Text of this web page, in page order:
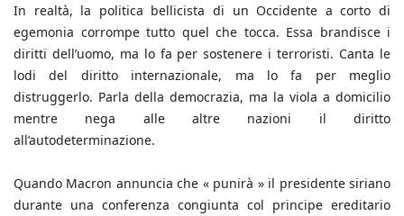
In realtà, la politica bellicista di un Occidente a corto di
egemonia corrompe tutto quel che tocca. Essa brandisce i
diritti dell’uomo, ma lo fa per sostenere i terroristi. Canta le
lodi del diritto internazionale, ma lo fa per meglio
distruggerlo. Parla della democrazia, ma la viola a domicilio
mentre nega alle altre nazioni il diritto
all’autodeterminazione.
Quando Macron annuncia che « punirà » il presidente siriano
durante una conferenza congiunta col principe ereditario